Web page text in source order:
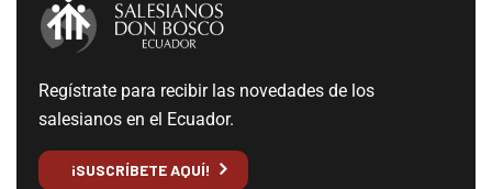
Regístrate para recibir las novedades de los
salesianos en el Ecuador.
¡SUSCRÍBETE AQUÍ!